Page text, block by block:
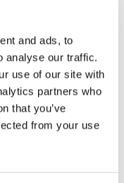
and ads, to
analyse our traffic.
use of our site with
partners who
that you’ve
from your use